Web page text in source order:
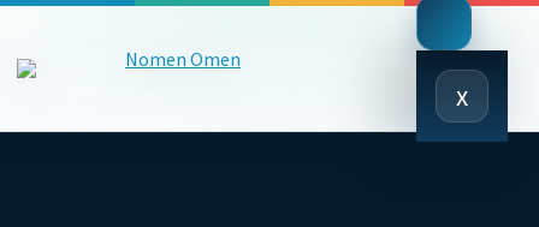
x
Close
Menu